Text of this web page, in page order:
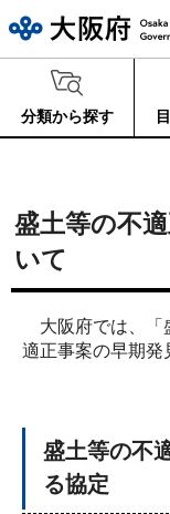
分類から探す
盛土等の不
いて
大阪府では、「
適正事案の早期発
盛土等の不
る協定